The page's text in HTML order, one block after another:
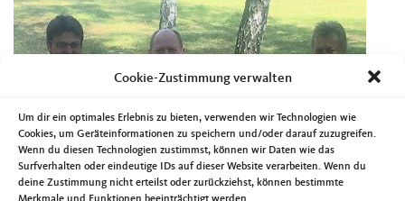
Cookie-Zustimmung verwalten
Um dir ein optimales Erlebnis zu bieten, verwenden wir Technologien wie
Cookies, um Geräteinformationen zu speichern und/oder darauf zuzugreifen.
Wenn du diesen Technologien zustimmst, können wir Daten wie das
Surfverhalten oder eindeutige IDs auf dieser Website verarbeiten. Wenn du
deine Zustimmung nicht erteilst oder zurückziehst, können bestimmte
Vor kurzem hat der Minister für Landesentwicklung und Verkehr, Thomas Webel,
einen Fördermittelbescheid über 150.000 € zur Weiterbetreibung des
Schiffshebewerks Magdeburg übergeben. Diese Mittel werden dringend gebraucht
um dieses technische Meisterwerk weiterbetreiben zu können. Neben dem Land ist
es vor allem die Landeshauptstadt Magdeburg die hier ihre Verantwortung